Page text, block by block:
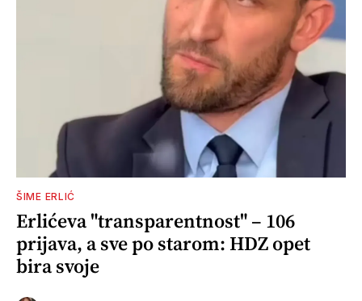
ŠIME ERLIĆ
Erlićeva "transparentnost" – 106
prijava, a sve po starom: HDZ opet
bira svoje